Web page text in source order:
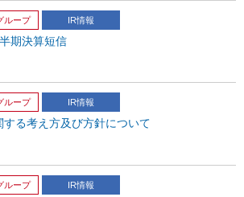
ループ IR情報
期決算短信
ループ IR情報
る考え方及び方針について
ループ IR情報